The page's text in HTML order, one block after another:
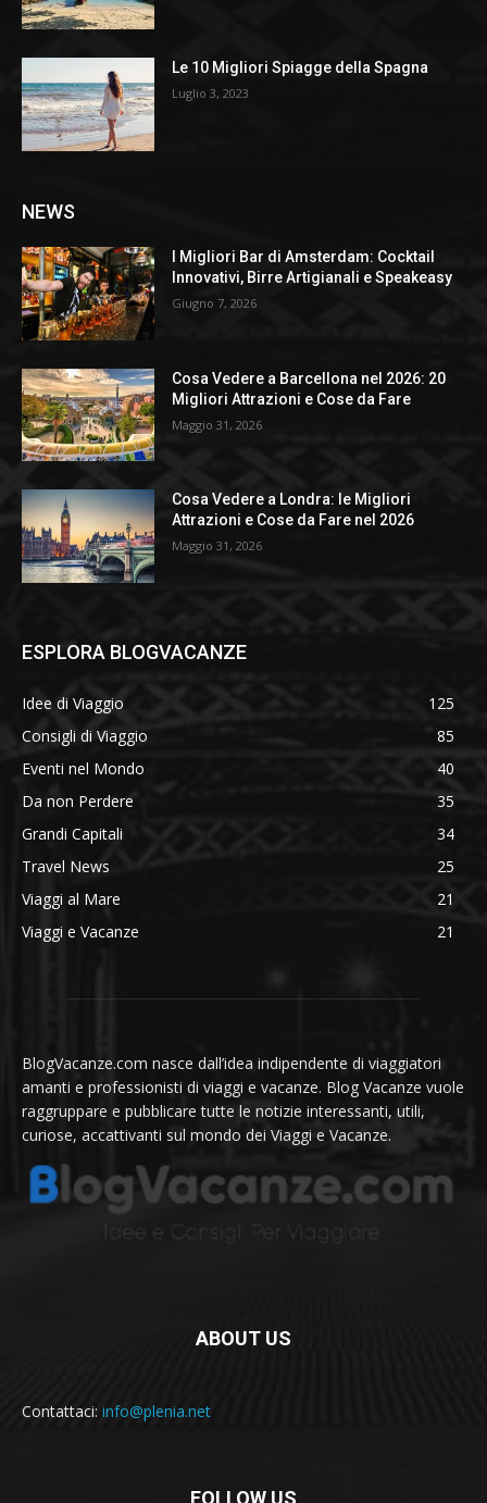
Le 10 Migliori Spiagge della Spagna
Luglio 3, 2023
NEWS
I Migliori Bar di Amsterdam: Cocktail
Innovativi, Birre Artigianali e Speakeasy
Giugno 7, 2026
Cosa Vedere a Barcellona nel 2026: 20
Migliori Attrazioni e Cose da Fare
Maggio 31, 2026
Cosa Vedere a Londra: le Migliori
Attrazioni e Cose da Fare nel 2026
Maggio 31, 2026
ESPLORA BLOGVACANZE
Idee di Viaggio
125
Consigli di Viaggio
85
Eventi nel Mondo
40
Da non Perdere
35
Grandi Capitali
34
Travel News
25
Viaggi al Mare
21
Viaggi e Vacanze
21
BlogVacanze.com nasce dall’idea indipendente di viaggiatori
amanti e professionisti di viaggi e vacanze. Blog Vacanze vuole
raggruppare e pubblicare tutte le notizie interessanti, utili,
curiose, accattivanti sul mondo dei Viaggi e Vacanze.
ABOUT US
Contattaci: info@plenia.net
FOLLOW US